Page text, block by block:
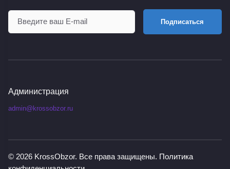
Подписаться
Администрация
admin@krossobzor.ru
© 2026 KrossObzor. Все права защищены. Политика